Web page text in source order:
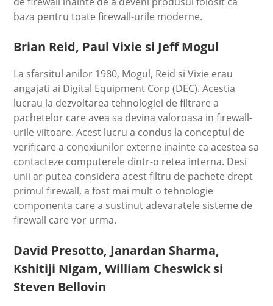
baza pentru toate firewall-urile moderne.
Brian Reid, Paul Vixie si Jeff Mogul
La sfarsitul anilor 1980, Mogul, Reid si Vixie erau
angajati ai Digital Equipment Corp (DEC). Acestia
lucrau la dezvoltarea tehnologiei de filtrare a
pachetelor care avea sa devina valoroasa in firewall-
urile viitoare. Acest lucru a condus la conceptul de
verificare a conexiunilor externe inainte ca acestea sa
contacteze computerele dintr-o retea interna. Desi
unii ar putea considera acest filtru de pachete drept
primul firewall, a fost mai mult o tehnologie
componenta care a sustinut adevaratele sisteme de
firewall care vor urma.
David Presotto, Janardan Sharma,
Kshitiji Nigam, William Cheswick si
Steven Bellovin